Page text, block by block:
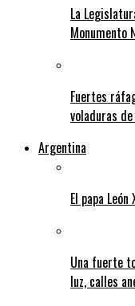
La
Monumento
Fuertes
voladuras
Argentina
El papa
Una fuerte
luz, calles